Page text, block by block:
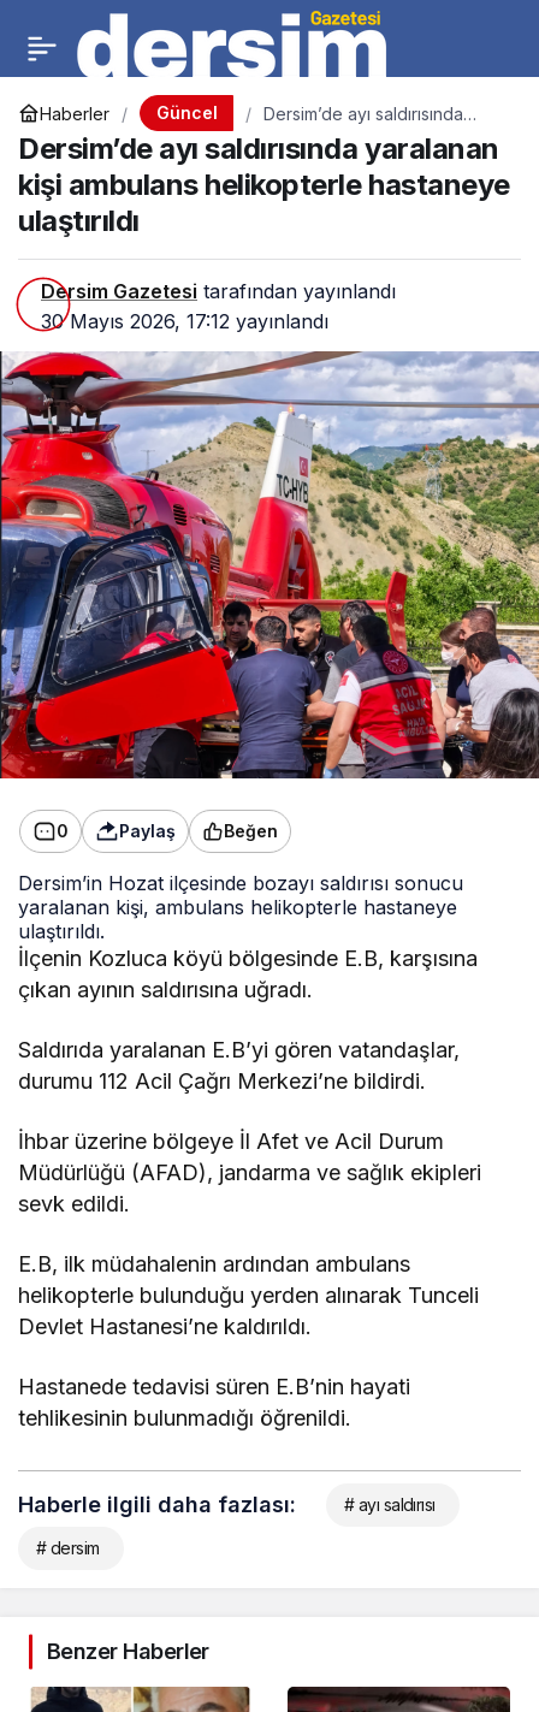
Haberler Güncel
Dersim’de ayı saldırısında
yaralanan kişi ambulans
helikopterle hastaneye
ulaştırıldı
Dersim’de ayı saldırısında yaralanan
kişi ambulans helikopterle hastaneye
ulaştırıldı
Dersim Gazetesi tarafından yayınlandı
30 Mayıs 2026, 17:12 yayınlandı
0 Paylaş Beğen
Dersim’in Hozat ilçesinde bozayı saldırısı sonucu
yaralanan kişi, ambulans helikopterle hastaneye
ulaştırıldı.
İlçenin Kozluca köyü bölgesinde E.B, karşısına
çıkan ayının saldırısına uğradı.
Saldırıda yaralanan E.B’yi gören vatandaşlar,
durumu 112 Acil Çağrı Merkezi’ne bildirdi.
İhbar üzerine bölgeye İl Afet ve Acil Durum
Müdürlüğü (AFAD), jandarma ve sağlık ekipleri
sevk edildi.
E.B, ilk müdahalenin ardından ambulans
helikopterle bulunduğu yerden alınarak Tunceli
Devlet Hastanesi’ne kaldırıldı.
Hastanede tedavisi süren E.B’nin hayati
tehlikesinin bulunmadığı öğrenildi.
Haberle ilgili daha fazlası: # ayı saldırısı
# dersim
Benzer Haberler